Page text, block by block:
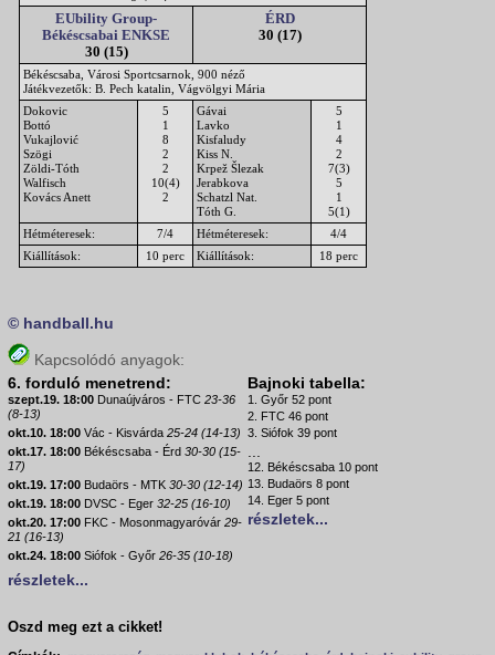
EUbility Group-
Békéscsabai ENKSE
30 (15)
ÉRD
30 (17)
Békéscsaba, Városi Sportcsarnok, 900 néző
Játékvezetők: B. Pech katalin, Vágvölgyi Mária
Dokovic
Bottó
Vukajlović
Szögi
Zöldi-Tóth
Walfisch
Kovács Anett
5
1
8
2
2
10(4)
2
Gávai
Lavko
Kisfaludy
Kiss N.
Krpež Šlezak
Jerabkova
Schatzl Nat.
Tóth G.
5
1
4
2
7(3)
5
1
5(1)
Hétméteresek:
7/4 Hétméteresek:
4/4
Kiállítások:
10 perc Kiállítások: 18 perc
© handball.hu
Kapcsolódó anyagok:
6. forduló menetrend:
szept.19. 18:00 Dunaújváros - FTC 23-36
(8-13)
okt.10. 18:00 Vác - Kisvárda 25-24 (14-13)
okt.17. 18:00 Békéscsaba - Érd 30-30 (15-
17)
okt.19. 17:00 Budaörs - MTK 30-30 (12-14)
okt.19. 18:00 DVSC - Eger 32-25 (16-10)
okt.20. 17:00 FKC - Mosonmagyaróvár 29-
21 (16-13)
okt.24. 18:00 Siófok - Győr 26-35 (10-18)
részletek...
Bajnoki tabella:
1. Győr 52 pont
2. FTC 46 pont
3. Siófok 39 pont
12. Békéscsaba 10 pont
13. Budaörs 8 pont
14. Eger 5 pont
részletek...
Oszd meg ezt a cikket!